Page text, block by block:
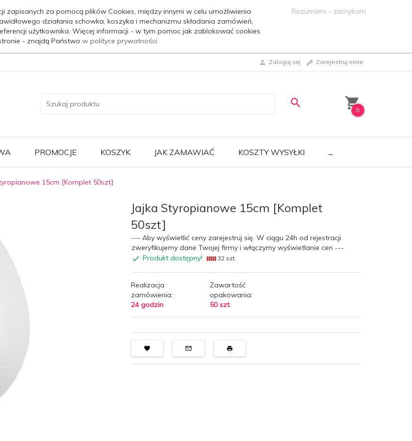
zapisanych za pomocą plików Cookies, między innymi w celu umożliwienia
działania schowka, koszyka i mechanizmu składania zamówień,
użytkownika. Więcej informacji - w tym pomoc jak zablokować cookies
- znajdą Państwo w polityce prywatności.
Rozumiem - zamykam
Zaloguj się Zarejestruj mnie
0
PROMOCJE KOSZYK JAK ZAMAWIAĆ KOSZTY WYSYŁKI ...
15cm [Komplet 50szt]
Jajka Styropianowe 15cm [Komplet
50szt]
--- Aby wyświetlić ceny zarejestruj się. W ciągu 24h od rejestracji
zweryfikujemy dane Twojej firmy i włączymy wyświetlanie cen ---
Produkt dostępny!
32 szt.
Realizacja
zamówienia:
24 godzin
Zawartość
opakowania:
50 szt.